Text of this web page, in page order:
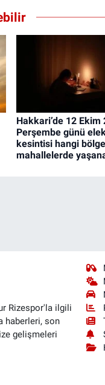
Hakkari’de 12 Ekim
Perşembe günü
kesintisi hangi
mahallelerde
Rizespor'la ilgili
haberleri, son
gelişmeleri